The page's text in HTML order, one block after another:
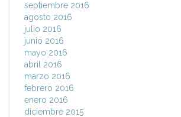
septiembre 2016
agosto 2016
julio 2016
junio 2016
mayo 2016
abril 2016
marzo 2016
febrero 2016
enero 2016
diciembre 2015